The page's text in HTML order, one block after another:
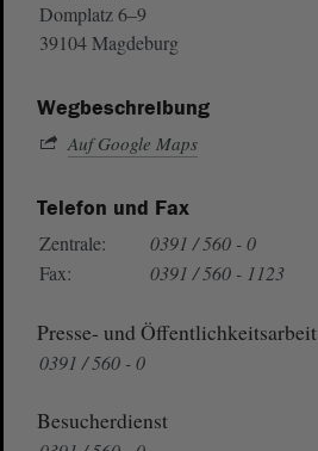
Domplatz 6–9
39104 Magdeburg
Wegbeschreibung
Auf Google Maps
Telefon und Fax
Zentrale:
0391 / 560 - 0
Fax:
0391 / 560 - 1123
Presse- und Öffentlichkeitsarbeit
0391 / 560 - 0
Besucherdienst